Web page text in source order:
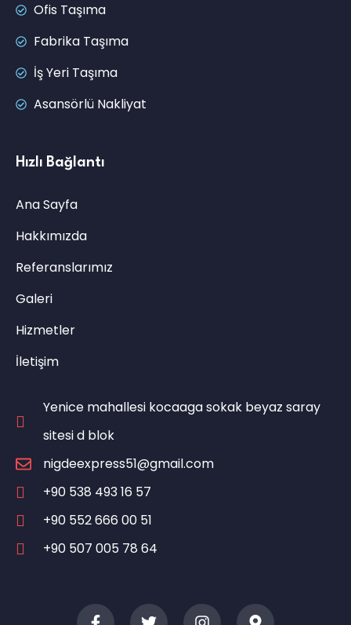
Ofis Taşıma
Fabrika Taşıma
İş Yeri Taşıma
Asansörlü Nakliyat
Hızlı Bağlantı
Ana Sayfa
Hakkımızda
Referanslarımız
Galeri
Hizmetler
İletişim
Yenice mahallesi kocaaga sokak beyaz saray
sitesi d blok
nigdeexpress51@gmail.com
+90 538 493 16 57
+90 552 666 00 51
+90 507 005 78 64